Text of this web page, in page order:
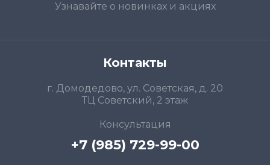
Узнавайте о новинках и акциях
Контакты
г. Домодедово, ул. Советская, д. 20
ТЦ Советский, 2 этаж
Консультация
+7 (985) 729-99-00